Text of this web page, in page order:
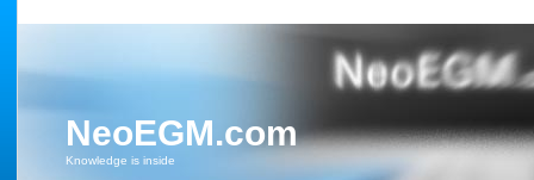
NeoEGM.com
Knowledge is inside